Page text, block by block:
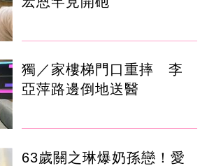
獨／家樓梯門口重摔 李
亞萍路邊倒地送醫
63歲關之琳爆奶孫戀！愛